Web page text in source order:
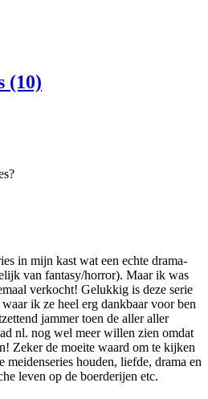
(10)
in mijn kast wat een echte drama-
van fantasy/horror). Maar ik was
verkocht! Gelukkig is deze serie
ik ze heel erg dankbaar voor ben
jammer toen de aller aller
nl. nog wel meer willen zien omdat
Zeker de moeite waard om te kijken
meidenseries houden, liefde, drama en
leven op de boerderijen etc.